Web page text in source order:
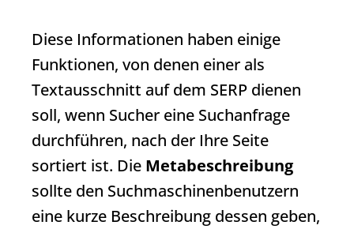
Diese Informationen haben einige
Funktionen, von denen einer als
Textausschnitt auf dem SERP dienen
soll, wenn Sucher eine Suchanfrage
durchführen, nach der Ihre Seite
sortiert ist. Die Metabeschreibung
sollte den Suchmaschinenbenutzern
eine kurze Beschreibung dessen geben,